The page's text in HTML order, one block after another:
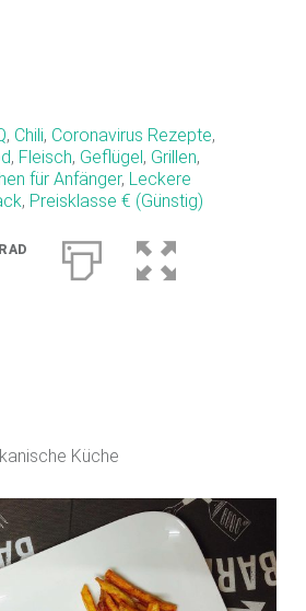
, Chili, Coronavirus Rezepte,
, Fleisch, Geflügel, Grillen,
für Anfänger, Leckere
, Preisklasse € (Günstig)
Küche